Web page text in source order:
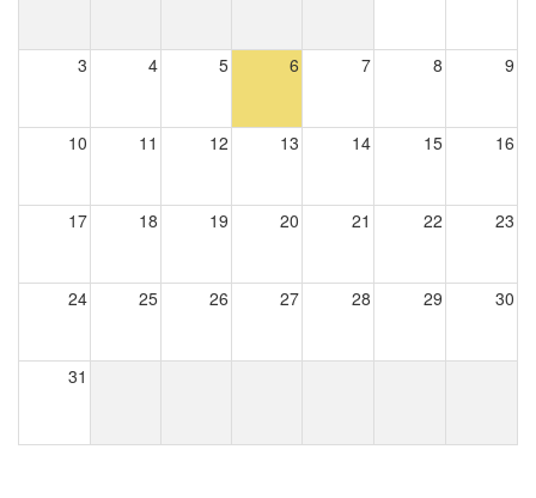
3 4 5 6 7 8 9
10 11 12 13 14 15 16
17 18 19 20 21 22 23
24 25 26 27 28 29 30
31